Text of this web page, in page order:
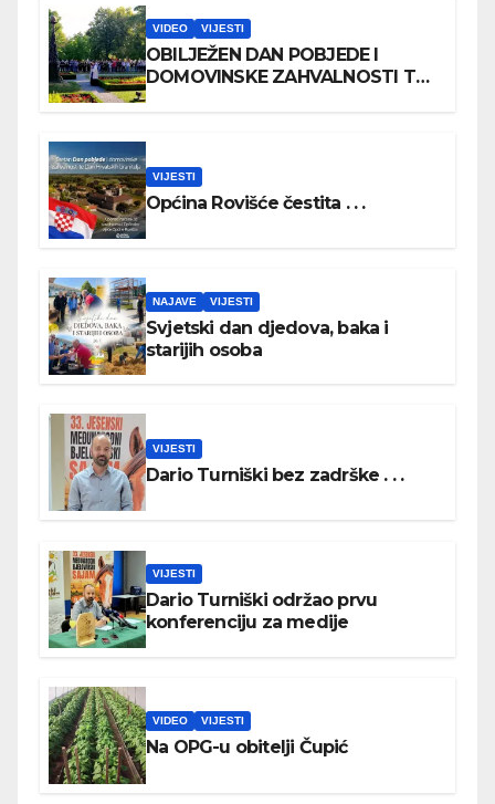
VIDEO VIJESTI
OBILJEŽEN DAN POBJEDE I
DOMOVINSKE ZAHVALNOSTI TE
VIJESTI
Općina Rovišće čestita . . .
NAJAVE VIJESTI
Svjetski dan djedova, baka i
starijih osoba
VIJESTI
Dario Turniški bez zadrške . . .
VIJESTI
Dario Turniški održao prvu
konferenciju za medije
VIDEO VIJESTI
Na OPG-u obitelji Čupić